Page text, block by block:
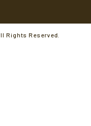
Rights Reserved.